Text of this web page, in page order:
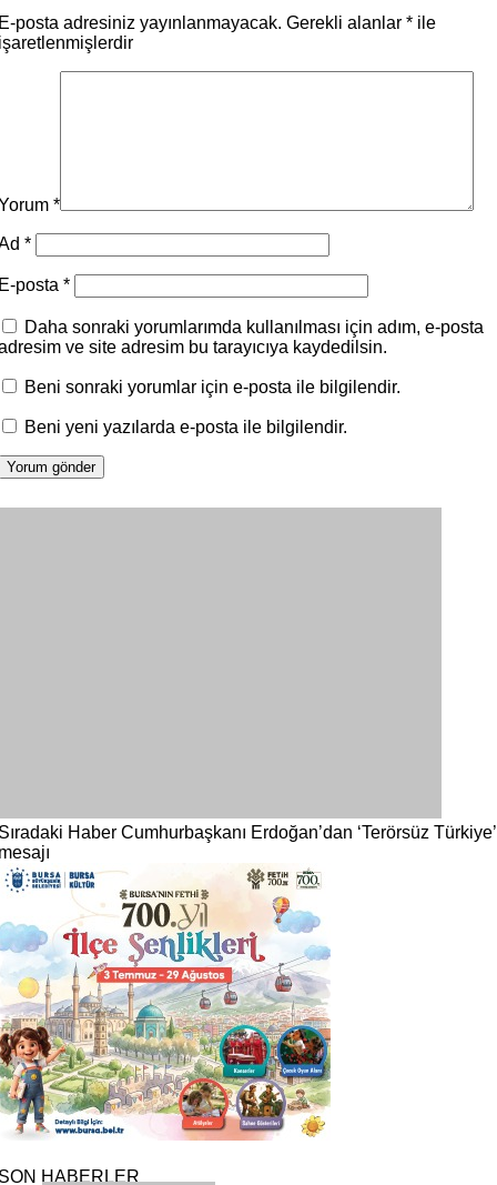
posta adresiniz yayınlanmayacak. Gerekli alanlar * ile
*
*
posta *
Daha sonraki yorumlarımda kullanılması için adım, e-posta
ve site adresim bu tarayıcıya kaydedilsin.
Beni sonraki yorumlar için e-posta ile bilgilendir.
Beni yeni yazılarda e-posta ile bilgilendir.
Haber Cumhurbaşkanı Erdoğan’dan ‘Terörsüz Türkiye’
HABERLER